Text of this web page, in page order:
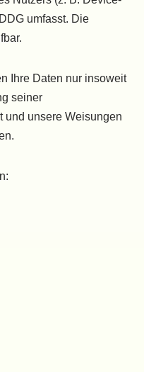
umfasst. Die
Ihre Daten nur insoweit
seiner
und unsere Weisungen